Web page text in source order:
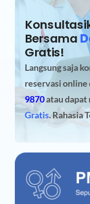
Bersama
Gratis!
Langsung saja
reservasi online
9870atau dapat
Gratis. Rahasia